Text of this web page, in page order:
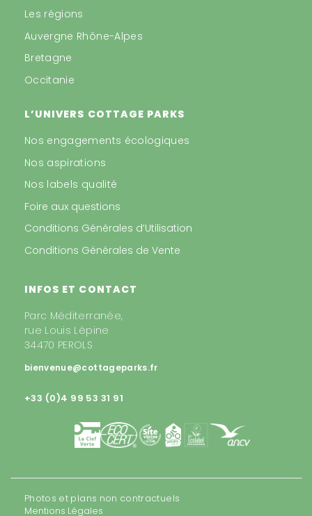
Les régions
Auvergne Rhône-Alpes
Bretagne
Occitanie
L’UNIVERS COTTAGE PARKS
Nos engagements écologiques
Nos aspirations
Nos labels qualité
Foire aux questions
Conditions Générales d’Utilisation
Conditions Générales de Vente
INFOS ET CONTACT
Parc Méditerranée,
rue Louis Lépine
34470 PEROLS
bienvenue@cottageparks.fr
+33 (0)4 99 53 31 91
Photos et plans non contractuels
Mentions Légales